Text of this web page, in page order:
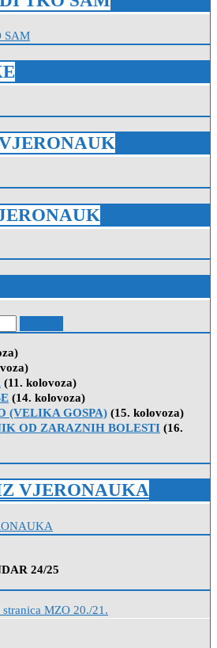
(11. kolovoza)
(14. kolovoza)
(VELIKA GOSPA) (15. kolovoza)
OD ZARAZNIH BOLESTI (16.
VJERONAUKA
24/25
MZO 20./21.